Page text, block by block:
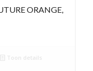
ORANGE,
Toon details